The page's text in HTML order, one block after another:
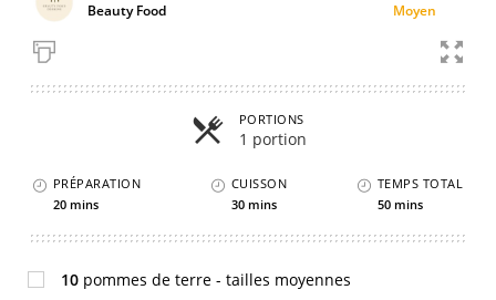
Beauty Food Moyen
PORTIONS
1 portion
PRÉPARATION
20 mins
CUISSON
30 mins
TEMPS TOTAL
50 mins
10 pommes de terre - tailles moyennes